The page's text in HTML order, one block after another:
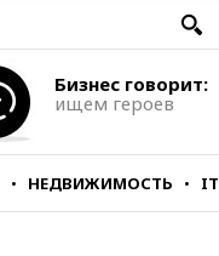
Бизнес говорит:
ищем героев
НЕДВИЖИМОСТЬ IT